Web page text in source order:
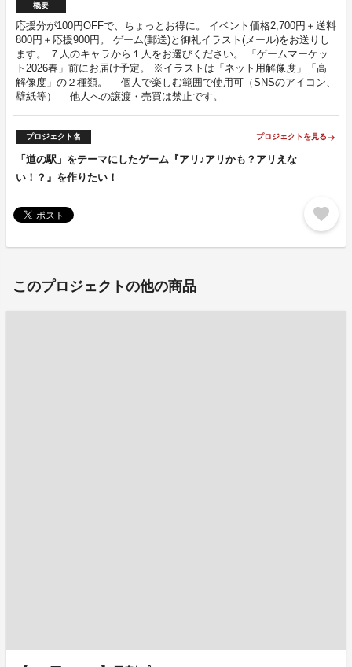
概要
応援分が100円OFFで、ちょっとお得に。 イベント価格2,700円＋送料
800円＋応援900円。 ゲーム(郵送)と御礼イラスト(メール)をお送りし
ます。 ７人のキャラから１人をお選びください。 「ゲームマーケッ
ト2026春」前にお届け予定。 ※イラストは「ネット用解像度」「高
解像度」の２種類。 個人で楽しむ範囲で使用可（SNSのアイコン、
壁紙等） 他人への譲渡・売買は禁止です。
プロジェクト名 プロジェクトを見る arrow_forward
「道の駅」をテーマにしたゲーム『アリ♪アリかも？アリえな
い！？』を作りたい！
favorite
このプロジェクトの他の商品